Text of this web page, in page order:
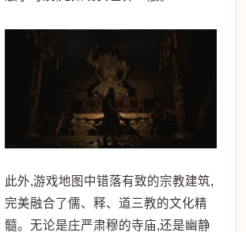
此外,游戏地图中错落有致的宗教建筑,
完美融合了儒、释、道三教的文化精
髓。无论是庄严肃穆的寺庙,还是幽静